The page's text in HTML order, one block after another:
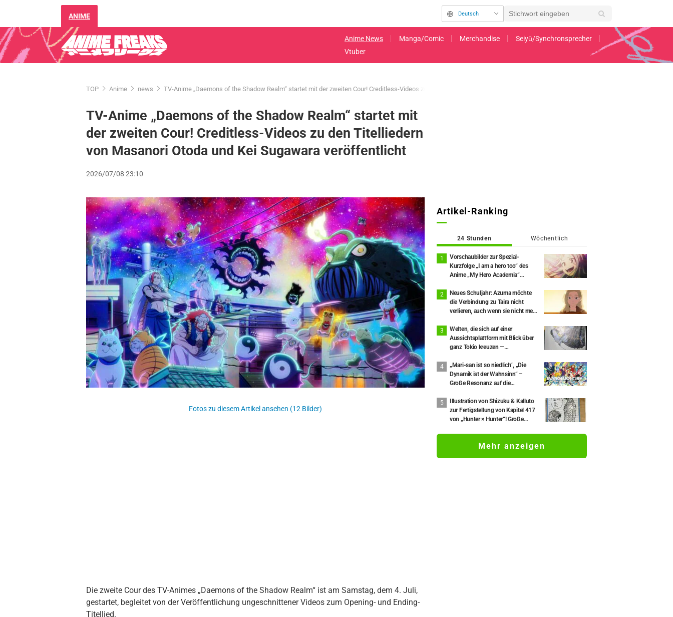
ANIME Deutsch
Anime News Manga/Comic Merchandise
Seiyū/Synchronsprecher
Vtuber
TOP Anime news TV-Anime „Daemons of the Shadow Realm“ startet mit der zweiten Cour! Creditless-Videos zu den Titelliedern von Masanori Otoda und Kei Sugawara veröffentlicht
TV-Anime „Daemons of the Shadow Realm“ startet mit
der zweiten Cour! Creditless-Videos zu den Titelliedern
von Masanori Otoda und Kei Sugawara veröffentlicht
2026/07/08 23:10
Fotos zu diesem Artikel ansehen (12 Bilder)
Die zweite Cour des TV-Animes „Daemons of the Shadow Realm“ ist am Samstag, dem 4. Juli,
gestartet, begleitet von der Veröffentlichung ungeschnittener Videos zum Opening- und Ending-
Titellied.
Artikel-Ranking
24 Stunden Wöchentlich
Vorschaubilder zur Spezial-
Kurzfolge „I am a hero too“ des
Anime „My Hero Academia“
Mädchen Eri, 8 Jahre nach ihrer
Rettung durch Deku
Neues Schuljahr: Azuma möchte
die Verbindung zu Taira nicht
verlieren, auch wenn sie nicht mehr
18 von „You and I Are Polar
Opposites“: Inhaltsangabe und
Szenenbilder veröffentlicht
Welten, die sich auf einer
Aussichtsplattform mit Blick über
ganz Tokio kreuzen —
Tödliches Wissen über die
Bewegung der Erde“ × Tokyo City
View
„Mari-san ist so niedlich“, „Die
Dynamik ist der Wahnsinn“ –
Große Resonanz auf die
Matsubaras wunderschöner
Zeichnung der drei Figuren aus
„Neon Genesis Evangelion“ im
Illustration von Shizuku & Kalluto
zur Fertigstellung von Kapitel 417
von „Hunter × Hunter“! Große
Mehr anzeigen